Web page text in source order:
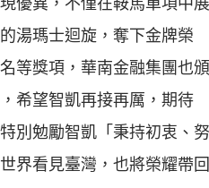
湯瑪士迴旋，奪下金牌榮
等獎項，華南金融集團也頒
希望智凱再接再厲，期待
別勉勵智凱「秉持初衷、努
界看見臺灣，也將榮耀帶回